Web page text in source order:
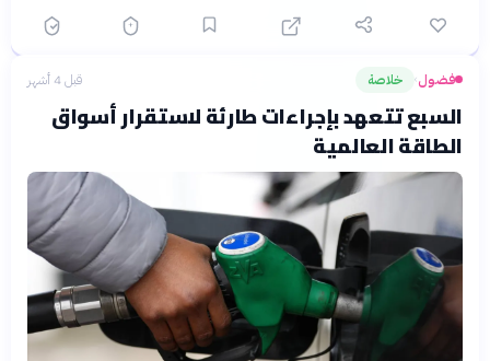
فضول› خلاصة قبل 4 أشهر
السبع تتعهد بإجراءات طارئة لاستقرار أسواق
الطاقة العالمية